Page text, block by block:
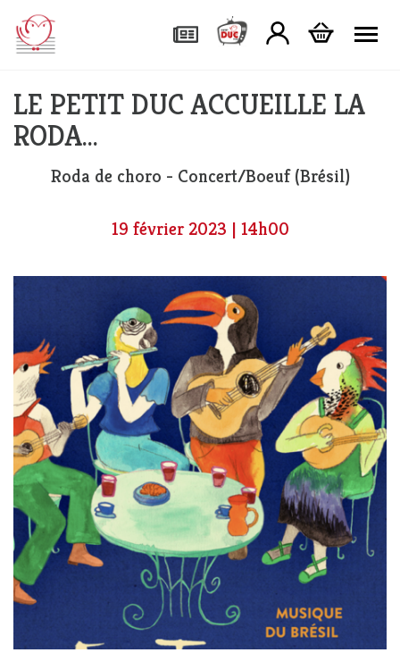
LE PETIT DUC ACCUEILLE LA
RODA…
Roda de choro - Concert/Boeuf (Brésil)
19 février 2023 | 14h00